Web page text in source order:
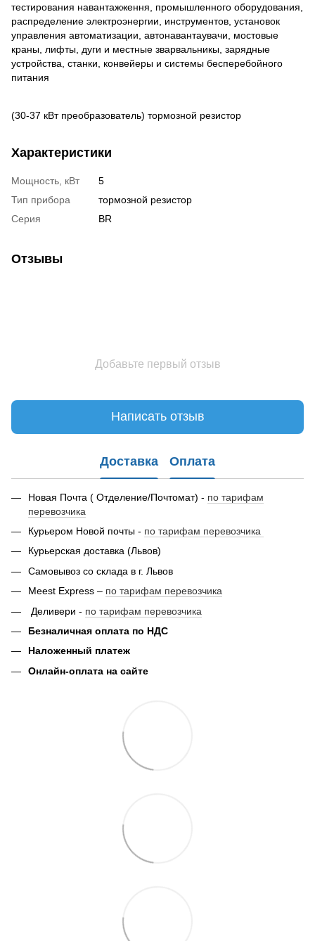
тестирования навантажження, промышленного оборудования,
распределение электроэнергии, инструментов, установок
управления автоматизации, автонавантаувачи, мостовые
краны, лифты, дуги и местные зварвальникы, зарядные
устройства, станки, конвейеры и системы бесперебойного
питания
(30-37 кВт преобразователь) тормозной резистор
Характеристики
Мощность, кВт
5
Тип прибора
тормозной резистор
Серия
BR
Отзывы
Добавьте первый отзыв
Написать отзыв
Доставка Оплата
Новая Почта ( Отделение/Почтомат) - по тарифам
перевозчика
Курьером Новой почты - по тарифам перевозчика
Курьерская доставка (Львов)
Самовывоз со склада в г. Львов
Meest Express – по тарифам перевозчика
Деливери - по тарифам перевозчика
Безналичная оплата по НДС
Наложенный платеж
Онлайн-оплата на сайте